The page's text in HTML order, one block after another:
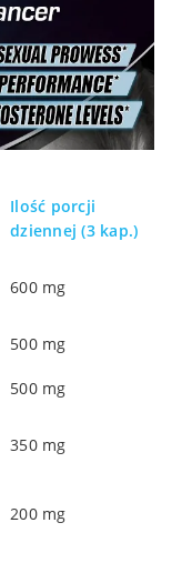
Ilość porcji
dziennej (3 kap.)
600 mg
500 mg
500 mg
350 mg
200 mg